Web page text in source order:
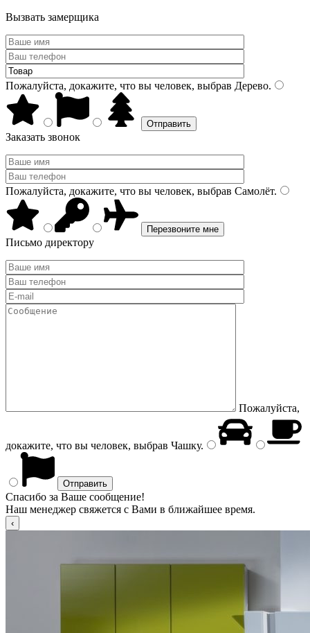
Вызвать замерщика
Пожалуйста, докажите, что вы человек, выбрав Дерево.
Заказать звонок
Пожалуйста, докажите, что вы человек, выбрав Самолёт.
Письмо директору
Пожалуйста,
докажите, что вы человек, выбрав Чашку.
Спасибо за Ваше сообщение!
Наш менеджер свяжется с Вами в ближайшее время.